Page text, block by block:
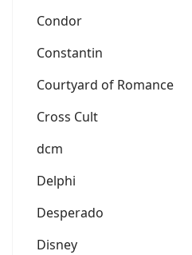
Condor
Constantin
Courtyard of Romance
Cross Cult
dcm
Delphi
Desperado
Disney